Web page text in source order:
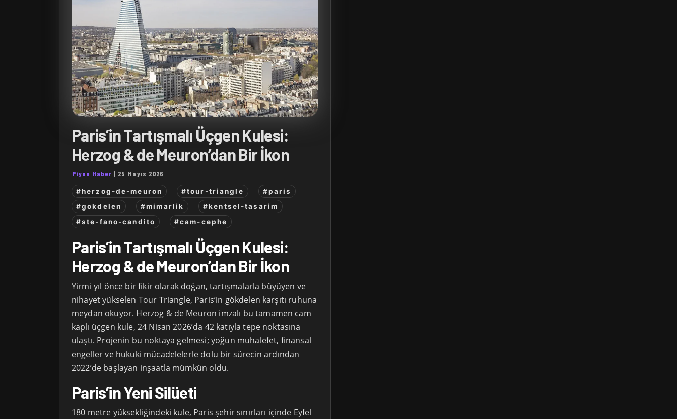
Paris’in Tartışmalı Üçgen Kulesi:
Herzog & de Meuron’dan Bir İkon
Piyon Haber | 25 Mayıs 2026
#herzog-de-meuron #tour-triangle
#paris
#gokdelen
#mimarlik
#kentsel-tasarim
#ste-fano-candito
#cam-cephe
Paris’in Tartışmalı Üçgen Kulesi:
Herzog & de Meuron’dan Bir İkon
Yirmi yıl önce bir fikir olarak doğan, tartışmalarla büyüyen ve
nihayet yükselen Tour Triangle, Paris’in gökdelen karşıtı ruhuna
meydan okuyor. Herzog & de Meuron imzalı bu tamamen cam
kaplı üçgen kule, 24 Nisan 2026’da 42 katıyla tepe noktasına
ulaştı. Projenin bu noktaya gelmesi; yoğun muhalefet, finansal
engeller ve hukuki mücadelelerle dolu bir sürecin ardından
2022’de başlayan inşaatla mümkün oldu.
Paris’in Yeni Silüeti
180 metre yüksekliğindeki kule, Paris şehir sınırları içinde Eyfel